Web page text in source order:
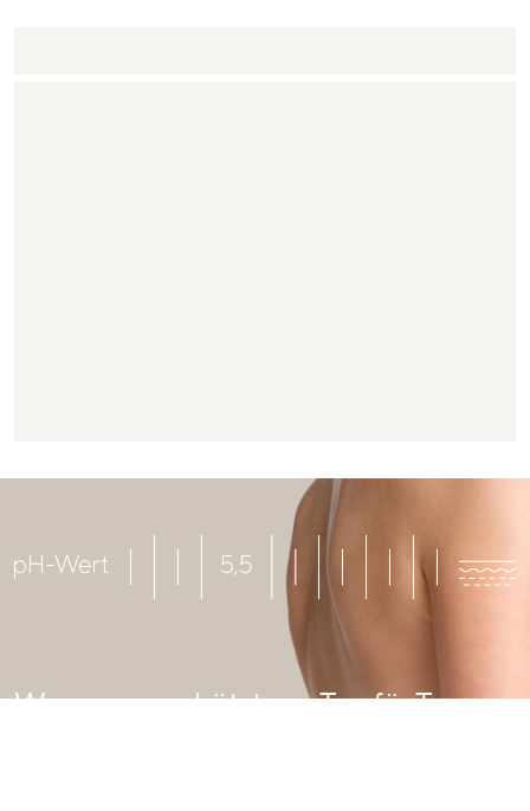
Was genau schützt uns Tag für Tag vor